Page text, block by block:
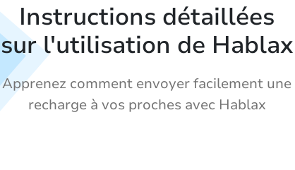
Instructions détaillées
sur l'utilisation de Hablax
Apprenez comment envoyer facilement une
recharge à vos proches avec Hablax